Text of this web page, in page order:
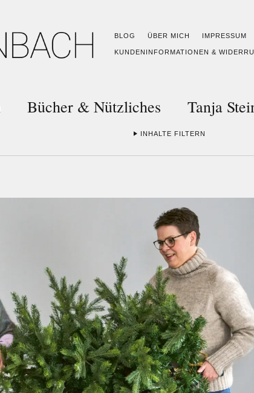
BLOG ÜBER MICH IMPRESSUM
KUNDENINFORMATIONEN &
Bücher & Nützliches Tanja
INHALTE FILTERN